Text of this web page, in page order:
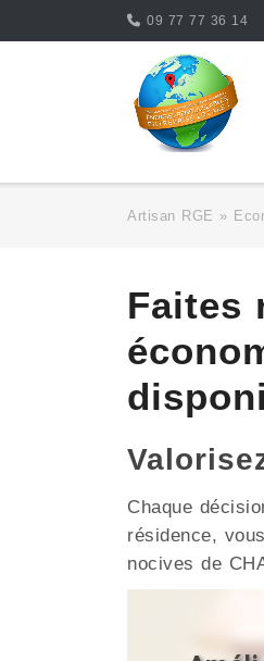
09 77 77 36 14
Artisan RGE »
Faites
Chaque
résidence,
nocives de